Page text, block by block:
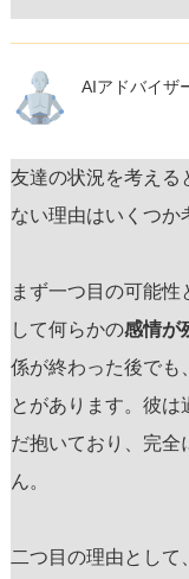
AIアドバイザ
友達の状況を考える
ない理由はいくつか
まず一つ目の可能
して何らかの感情が
係が終わった後でも
とがあります。彼は
だ抱いており、完全
ん。
二つ目の理由として、